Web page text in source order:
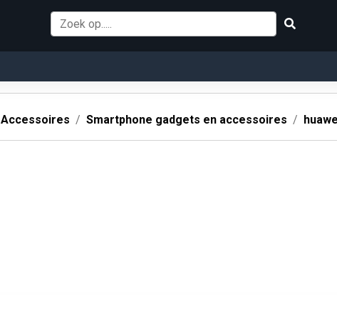
Accessoires Smartphone gadgets en accessoires